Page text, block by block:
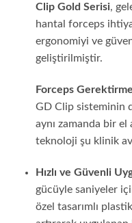
Clip Gold Serisi,
hantal forceps
ergonomiyi ve
geliştirilmiştir.
Forceps
GD Clip sisteminin
aynı zamanda bir
teknoloji şu klinik
Hızlı ve Güvenli
gücüyle saniyeler
özel tasarımlı